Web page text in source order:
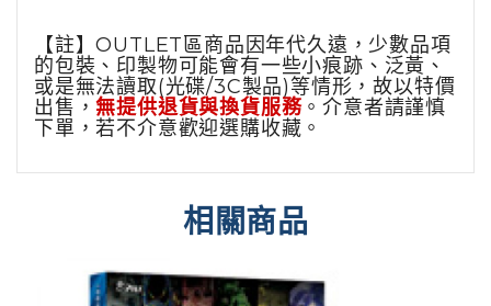
【註】OUTLET區商品因年代久遠，少數品項
的包裝、印製物可能會有一些小痕跡、泛黃、
或是無法讀取(光碟/3C製品)等情形，故以特價
出售，無提供退貨與換貨服務。介意者請謹慎
下單，若不介意歡迎選購收藏。
相關商品